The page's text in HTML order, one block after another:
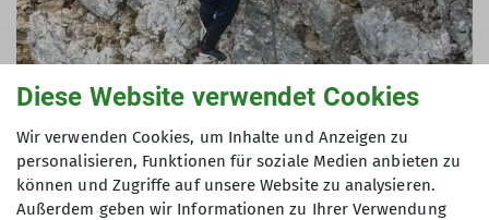
Jugendleiterin Trainerin C Sportklettern
Diese Website verwendet Cookies
Wir verwenden Cookies, um Inhalte und Anzeigen zu
personalisieren, Funktionen für soziale Medien anbieten zu
können und Zugriffe auf unsere Website zu analysieren.
Außerdem geben wir Informationen zu Ihrer Verwendung